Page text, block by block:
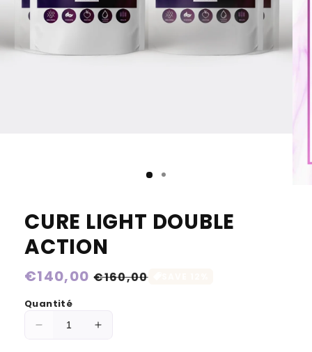
CURE LIGHT DOUBLE
ACTION
Prix
habituel
€140,00 Prix
€160,00
Quantité
Réduire
Augmenter